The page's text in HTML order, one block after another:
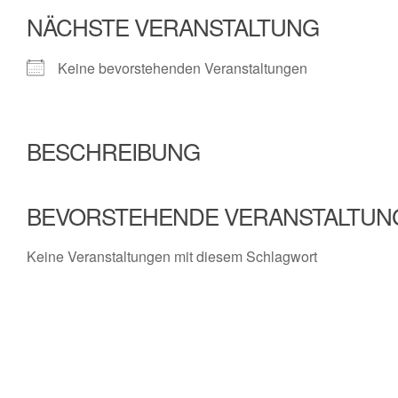
NÄCHSTE VERANSTALTUNG
Keine bevorstehenden Veranstaltungen
BESCHREIBUNG
BEVORSTEHENDE
Keine Veranstaltungen mit diesem Schlagwort